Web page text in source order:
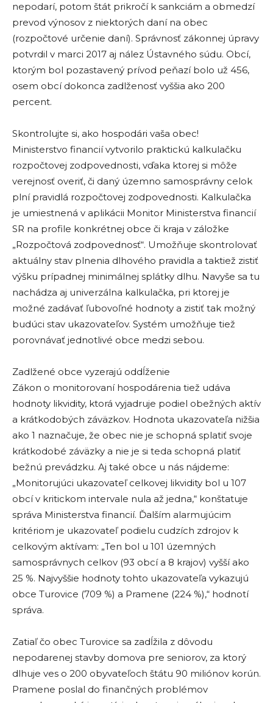
nepodarí, potom štát prikročí k sankciám a obmedzí
prevod výnosov z niektorých daní na obec
(rozpočtové určenie daní). Správnosť zákonnej úpravy
potvrdil v marci 2017 aj nález Ústavného súdu. Obcí,
ktorým bol pozastavený prívod peňazí bolo už 456,
osem obcí dokonca zadlženosť vyššia ako 200
percent.
Skontrolujte si, ako hospodári vaša obec!
Ministerstvo financií vytvorilo praktickú kalkulačku
rozpočtovej zodpovednosti, vďaka ktorej si môže
verejnosť overiť, či daný územno samosprávny celok
plní pravidlá rozpočtovej zodpovednosti. Kalkulačka
je umiestnená v aplikácii Monitor Ministerstva financií
SR na profile konkrétnej obce či kraja v záložke
„Rozpočtová zodpovednosť“. Umožňuje skontrolovať
aktuálny stav plnenia dlhového pravidla a taktiež zistiť
výšku prípadnej minimálnej splátky dlhu. Navyše sa tu
nachádza aj univerzálna kalkulačka, pri ktorej je
možné zadávať ľubovoľné hodnoty a zistiť tak možný
budúci stav ukazovateľov. Systém umožňuje tiež
porovnávať jednotlivé obce medzi sebou.
Zadlžené obce vyzerajú oddĺženie
Zákon o monitorovaní hospodárenia tiež udáva
hodnoty likvidity, ktorá vyjadruje podiel obežných aktív
a krátkodobých záväzkov. Hodnota ukazovateľa nižšia
ako 1 naznačuje, že obec nie je schopná splatiť svoje
krátkodobé záväzky a nie je si teda schopná platiť
bežnú prevádzku. Aj také obce u nás nájdeme:
„Monitorujúci ukazovateľ celkovej likvidity bol u 107
obcí v kritickom intervale nula až jedna,“ konštatuje
správa Ministerstva financií. Ďalším alarmujúcim
kritériom je ukazovateľ podielu cudzích zdrojov k
celkovým aktívam: „Ten bol u 101 územných
samosprávnych celkov (93 obcí a 8 krajov) vyšší ako
25 %. Najvyššie hodnoty tohto ukazovateľa vykazujú
obce Turovice (709 %) a Pramene (224 %),“ hodnotí
správa.
Zatiaľ čo obec Turovice sa zadĺžila z dôvodu
nepodarenej stavby domova pre seniorov, za ktorý
dlhuje ves o 200 obyvateľoch štátu 90 miliónov korún.
Pramene poslal do finančných problémov